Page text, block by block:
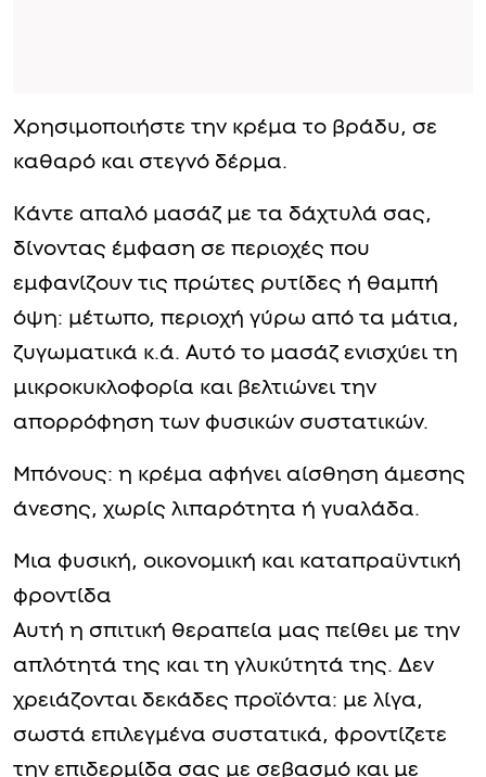
Χρησιμοποιήστε την κρέμα το βράδυ, σε
καθαρό και στεγνό δέρμα.
Κάντε απαλό μασάζ με τα δάχτυλά σας,
δίνοντας έμφαση σε περιοχές που
εμφανίζουν τις πρώτες ρυτίδες ή θαμπή
όψη: μέτωπο, περιοχή γύρω από τα μάτια,
ζυγωματικά κ.ά. Αυτό το μασάζ ενισχύει τη
μικροκυκλοφορία και βελτιώνει την
απορρόφηση των φυσικών συστατικών.
Μπόνους: η κρέμα αφήνει αίσθηση άμεσης
άνεσης, χωρίς λιπαρότητα ή γυαλάδα.
Μια φυσική, οικονομική και καταπραϋντική
φροντίδα
Αυτή η σπιτική θεραπεία μας πείθει με την
απλότητά της και τη γλυκύτητά της. Δεν
χρειάζονται δεκάδες προϊόντα: με λίγα,
σωστά επιλεγμένα συστατικά, φροντίζετε
την επιδερμίδα σας με σεβασμό και με